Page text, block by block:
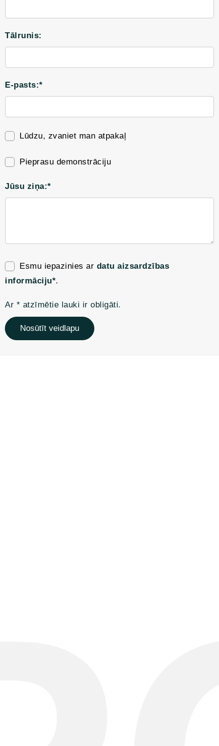
Tālrunis:
E-pasts:*
Lūdzu, zvaniet man atpakaļ
Pieprasu demonstrāciju
Jūsu ziņa:*
Esmu iepazinies ar datu aizsardzības
informāciju*.
Ar * atzīmētie lauki ir obligāti.
Nosūtīt veidlapu